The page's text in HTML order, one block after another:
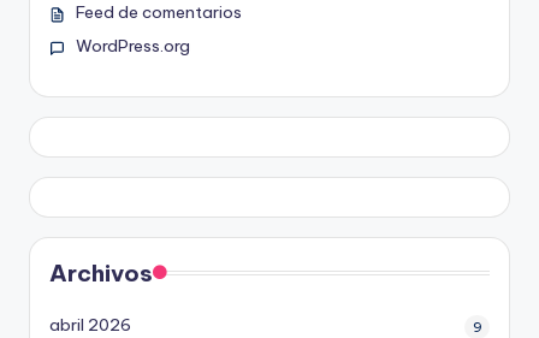
Feed de comentarios
WordPress.org
Archivos
abril 2026 9